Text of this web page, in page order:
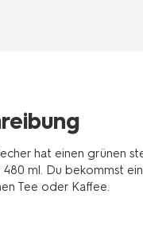
hat einen grünen
ml. Du bekommst
Tee oder Kaffee.